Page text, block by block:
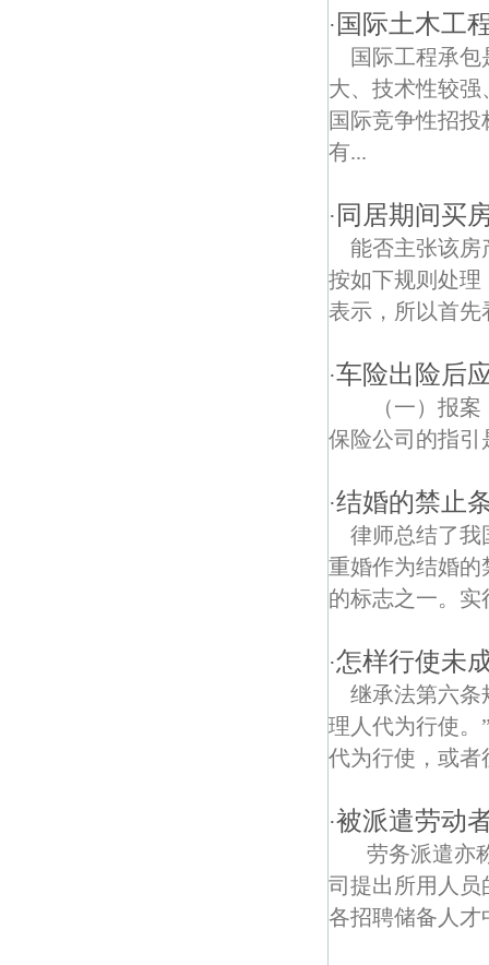
· 国际土木工
国际工程承
大、技术性较
国际竞争性招
有...
· 同居期间买
能否主张该房
按如下规则处
表示，所以首先
·车险出险后
（一）报
保险公司的指引
·结婚的禁止
律师总结了
重婚作为结婚的
的标志之一。
·怎样行使未
继承法第六条
理人代为行使。
代为行使，或
·被派遣劳动
劳务派遣亦
司提出所用人员
各招聘储备人才